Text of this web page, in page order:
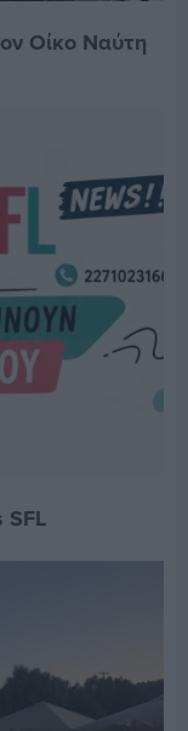
Οίκο Ναύτη
SFL